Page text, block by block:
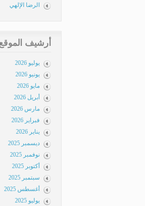
الرضا الإلهي
أرشيف الموقع
يوليو 2026
يونيو 2026
مايو 2026
أبريل 2026
مارس 2026
فبراير 2026
يناير 2026
ديسمبر 2025
نوفمبر 2025
أكتوبر 2025
سبتمبر 2025
أغسطس 2025
يوليو 2025